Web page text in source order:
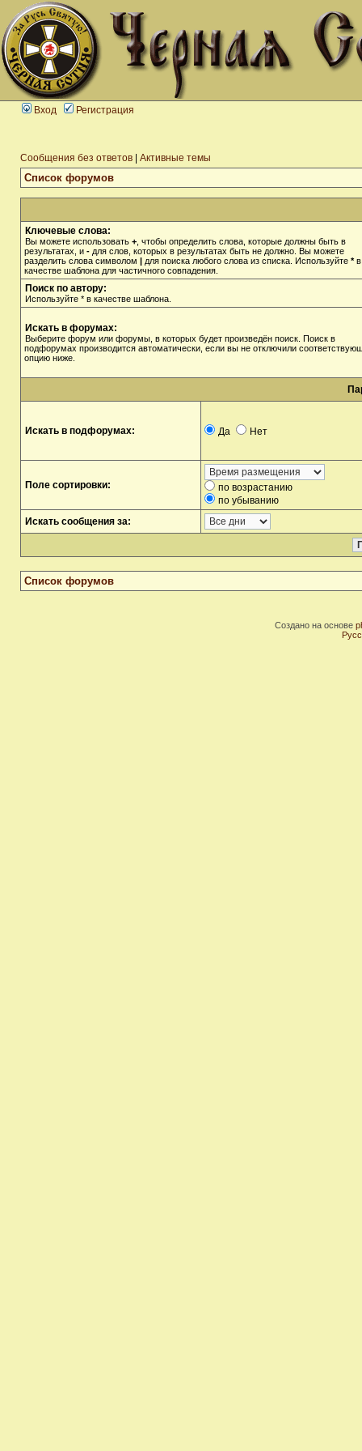
Вход Регистрация
Сообщения без ответов Активные темы
Список форумов
Ключевые слова:
Вы можете использовать + , чтобы определить слова, которые должны быть в
результатах, и - для слов, которых в результатах быть не должно. Вы можете
разделить слова символом | для поиска любого слова из списка. Используйте *в
качестве шаблона для частичного совпадения.
Поиск по автору:
Используйте * в качестве шаблона.
Искать в форумах:
Выберите форум или форумы, в которых будет произведён поиск. Поиск в
подфорумах производится автоматически, если вы не отключили
опцию ниже.
Искать в подфорумах: Да Нет
Поле сортировки:
по возрастанию
по убыванию
Искать сообщения за:
Список форумов
Создано на основе